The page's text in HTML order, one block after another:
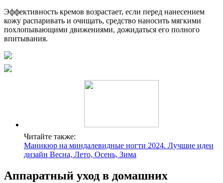
Эффективность кремов возрастает, если перед нанесением
кожу распаривать и очищать, средство наносить мягкими
похлопывающими движениями, дожидаться его полного
впитывания.
Читайте также:
Маникюр на миндалевидные ногти 2024. Лучшие идеи
дизайн Весна, Лето, Осень, Зима
Аппаратный уход в домашних